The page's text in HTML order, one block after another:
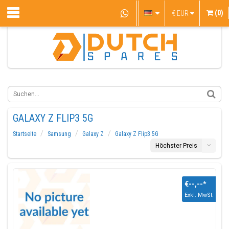
€ EUR (0)
GALAXY Z FLIP3 5G
Startseite Samsung Galaxy Z
Galaxy Z Flip3 5G
Höchster Preis
€--,--*
Exkl. MwSt.